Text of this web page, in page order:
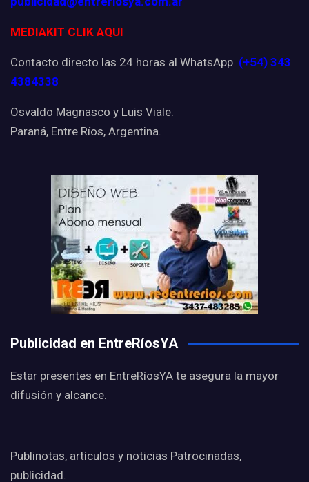
MEDIAKIT CLIK AQUI
Contacto directo las 24 horas al WhatsApp (+54) 343
4384338
Osvaldo Magnasco y Luis Viale.
Paraná, Entre Ríos, Argentina.
Publicidad en EntreRíosYA
Estar presentes en EntreRíosYA te asegura la mayor
difusión y alcance.
Publinotas, artículos y noticias Patrocinadas,
publicidad.